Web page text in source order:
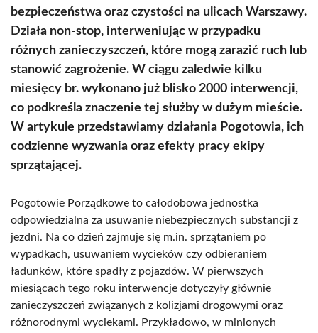
bezpieczeństwa oraz czystości na ulicach Warszawy.
Działa non-stop, interweniując w przypadku
różnych zanieczyszczeń, które mogą zarazić ruch lub
stanowić zagrożenie. W ciągu zaledwie kilku
miesięcy br. wykonano już blisko 2000 interwencji,
co podkreśla znaczenie tej służby w dużym mieście.
W artykule przedstawiamy działania Pogotowia, ich
codzienne wyzwania oraz efekty pracy ekipy
sprzątającej.
Pogotowie Porządkowe to całodobowa jednostka
odpowiedzialna za usuwanie niebezpiecznych substancji z
jezdni. Na co dzień zajmuje się m.in. sprzątaniem po
wypadkach, usuwaniem wycieków czy odbieraniem
ładunków, które spadły z pojazdów. W pierwszych
miesiącach tego roku interwencje dotyczyły głównie
zanieczyszczeń związanych z kolizjami drogowymi oraz
różnorodnymi wyciekami. Przykładowo, w minionych